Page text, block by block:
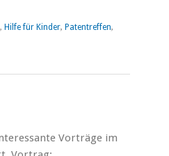
, Hilfe für Kinder, Patentreffen,
Vorträge im